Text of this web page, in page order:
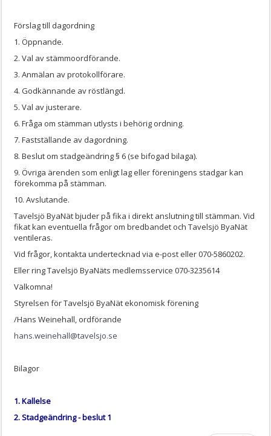
Förslag till dagordning
1. Öppnande.
2. Val av stämmoordförande.
3. Anmälan av protokollförare.
4. Godkännande av röstlängd.
5. Val av justerare.
6. Fråga om stämman utlysts i behörig ordning.
7. Fastställande av dagordning.
8. Beslut om stadgeändring § 6 (se bifogad bilaga).
9. Övriga ärenden som enligt lag eller föreningens stadgar kan
förekomma på stämman.
10. Avslutande.
Tavelsjö ByaNät bjuder på fika i direkt anslutning till stämman. Vid
fikat kan eventuella frågor om bredbandet och Tavelsjö ByaNät
ventileras.
Vid frågor, kontakta undertecknad via e-post eller 070-5860202.
Eller ring Tavelsjö ByaNäts medlemsservice 070-3235614
Välkomna!
Styrelsen för Tavelsjö ByaNät ekonomisk förening
/Hans Weinehall, ordförande
hans.weinehall@tavelsjo.se
Bilagor
1. Kallelse
2. Stadgeändring - beslut 1